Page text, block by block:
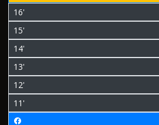
16'
15'
14'
13'
12'
11'